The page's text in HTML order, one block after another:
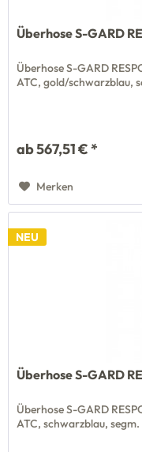
Überhose S-GARD
Überhose S-GARD
ATC, gold/schwarzblau,
ab 567,51 € *
Merken
NEU
Überhose S-GARD
Überhose S-GARD
ATC, schwarzblau, segm.